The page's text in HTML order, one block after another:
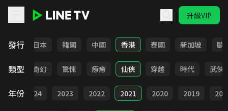
升級VIP
發行
台灣 日本 韓國 中國 香港 泰國 新加坡 歐
類型
BL 奇幻 驚悚 療癒 仙俠 穿越 時代 武俠
年份 2024 2023 2022 2021 2020 2019